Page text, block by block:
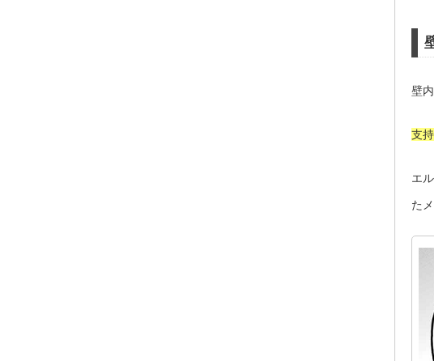
壁
支
エ
た